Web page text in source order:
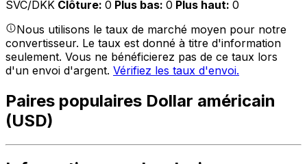
SVC/DKK Clôture: 0 Plus bas: 0 Plus haut: 0
Nous utilisons le taux de marché moyen pour notre
convertisseur. Le taux est donné à titre d'information
seulement. Vous ne bénéficierez pas de ce taux lors
d'un envoi d'argent. Vérifiez les taux d'envoi.
Paires populaires Dollar américain
(USD)